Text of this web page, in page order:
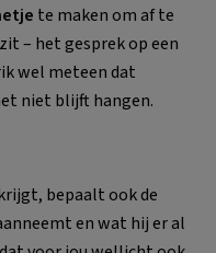
te maken om af te
– het gesprek op een
wel meteen dat
niet blijft hangen.
bepaalt ook de
en wat hij er al